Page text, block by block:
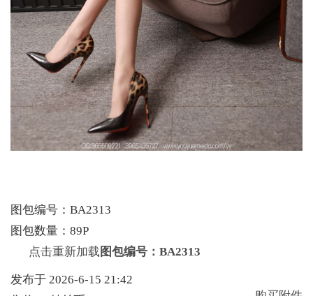
图包编号：BA2313
图包数量：89P
点击重新加载 图包编号：BA2313
发布于 2026-6-15 21:42